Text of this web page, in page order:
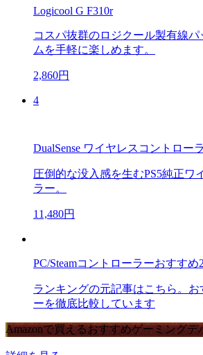
Logicool G F310r
コスパ抜群のロジクール製有線パ
ムを手軽に楽しめます。
2,860円
4
DualSense ワイヤレスコントロー
圧倒的な没入感を生むPS5純正ワ
ラー。
11,480円
PC/Steamコントローラーおすすめ
ランキングの元記事はこちら。
ーを徹底比較しています
Amazonで買えるおすすめゲーミングデ